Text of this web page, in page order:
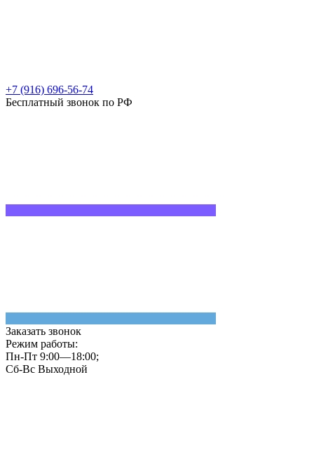
+7 (916) 696-56-74
Бесплатный звонок по РФ
Заказать звонок
Режим работы:
Пн-Пт 9:00—18:00;
Сб-Вс Выходной